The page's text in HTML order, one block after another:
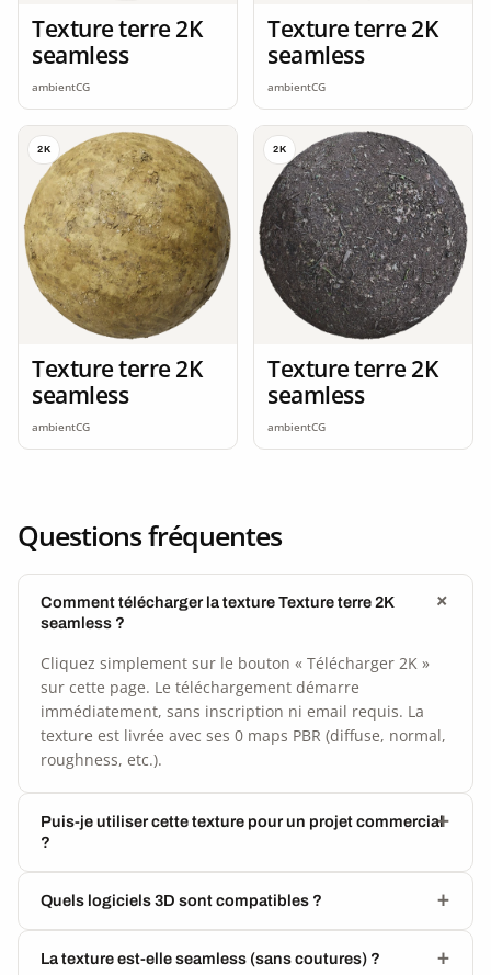
Texture terre 2K
seamless
ambientCG
Texture terre 2K
seamless
ambientCG
2K
Texture terre 2K
seamless
ambientCG
2K
Texture terre 2K
seamless
ambientCG
Questions fréquentes
Comment télécharger la texture Texture terre 2K
seamless ?
Cliquez simplement sur le bouton « Télécharger 2K »
sur cette page. Le téléchargement démarre
immédiatement, sans inscription ni email requis. La
texture est livrée avec ses 0 maps PBR (diffuse, normal,
roughness, etc.).
Puis-je utiliser cette texture pour un projet commercial
?
Quels logiciels 3D sont compatibles ?
La texture est-elle seamless (sans coutures) ?